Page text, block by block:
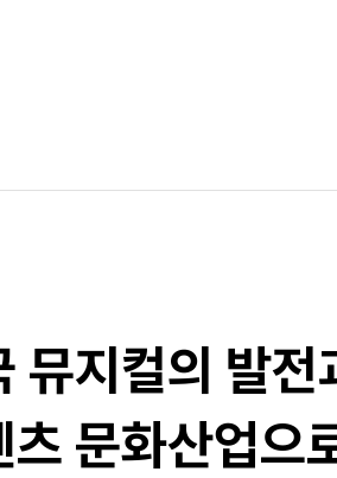
뮤지컬의 발전
츠 문화산업으